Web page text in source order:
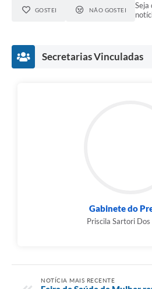
GOSTEI NÃO GOSTEI
Seja
Secretarias Vinculadas
Gabinete do
Priscila Sartori Dos
NOTÍCIA MAIS RECENTE